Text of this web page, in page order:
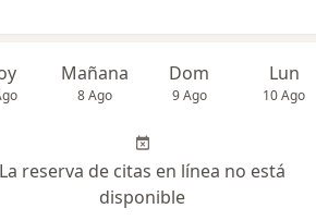
Mañana
8 Ago
Dom
9 Ago
Lun
10 Ago
La reserva de citas en línea no está
disponible